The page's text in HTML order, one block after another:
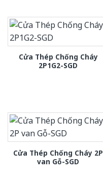
Cửa Thép Chống Cháy
2P1G2-SGD
Cửa Thép Chống Cháy 2P
van Gỗ-SGD